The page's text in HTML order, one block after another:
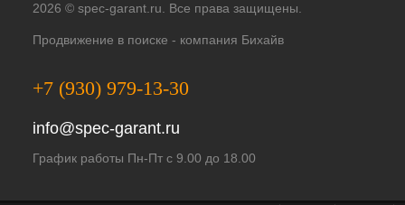
2026 © spec-garant.ru. Все права защищены.
Продвижение в поиске - компания Бихайв
+7 (930) 979-13-30
info@spec-garant.ru
График работы Пн-Пт с 9.00 до 18.00